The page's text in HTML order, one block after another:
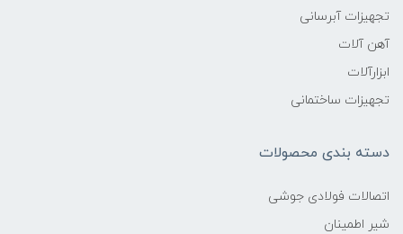
تجهیزات آبرسانی
آهن آلات
ابزارآلات
تجهیزات ساختمانی
دسته بندی محصولات
اتصالات فولادی جوشی
شیر اطمینان